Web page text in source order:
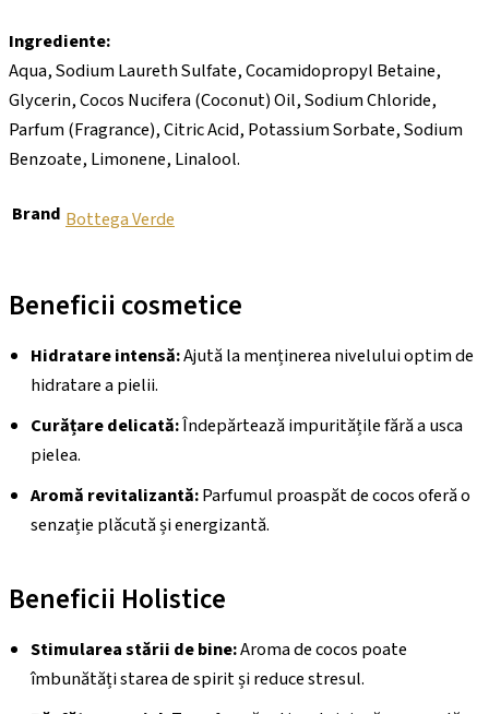
Ingrediente:
Aqua, Sodium Laureth Sulfate, Cocamidopropyl Betaine,
Glycerin, Cocos Nucifera (Coconut) Oil, Sodium Chloride,
Parfum (Fragrance), Citric Acid, Potassium Sorbate, Sodium
Benzoate, Limonene, Linalool.
Brand Bottega Verde
Beneficii cosmetice
Hidratare intensă:Ajută la menținerea nivelului optim de
hidratare a pielii.
Curățare delicată:Îndepărtează impuritățile fără a usca
pielea.
Aromă revitalizantă:Parfumul proaspăt de cocos oferă o
senzație plăcută și energizantă.
Beneficii Holistice
Stimularea stării de bine:Aroma de cocos poate
îmbunătăți starea de spirit și reduce stresul.